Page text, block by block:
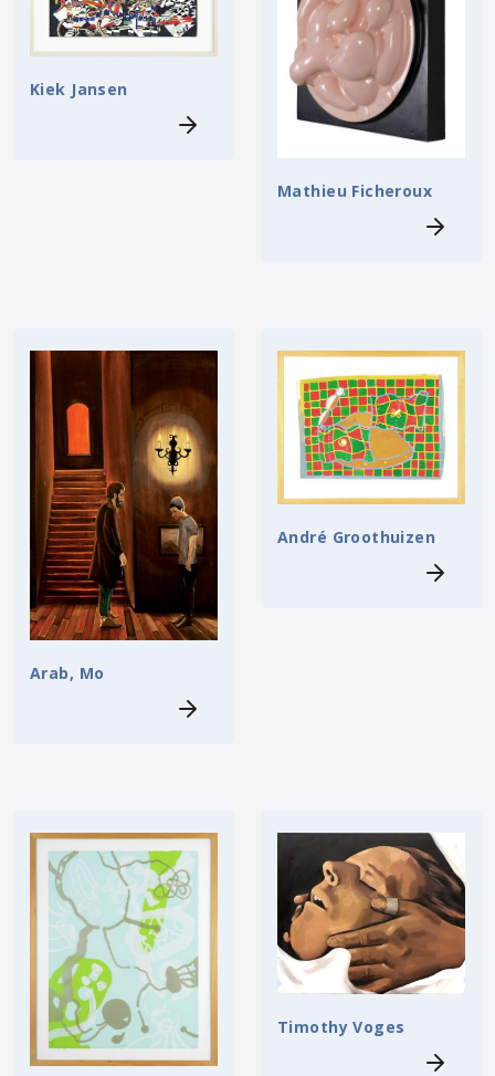
Kiek Jansen
Mathieu Ficheroux
Arab, Mo
André Groothuizen
Timothy Voges